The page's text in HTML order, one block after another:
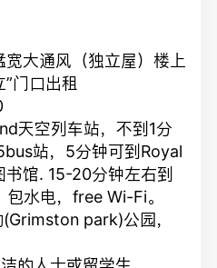
大通风（独立屋）楼上
”门口出租
天空列车站，不到1分
站，5分钟可到Royal
馆. 15-20分钟左右到
水电，free Wi-Fi。
park)公园，